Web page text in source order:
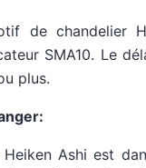
de chandelier
SMA10. Le
plus.
Ashi est